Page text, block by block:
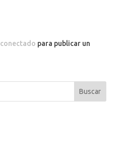
conectado para publicar un